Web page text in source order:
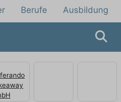
Berufe Ausbildung